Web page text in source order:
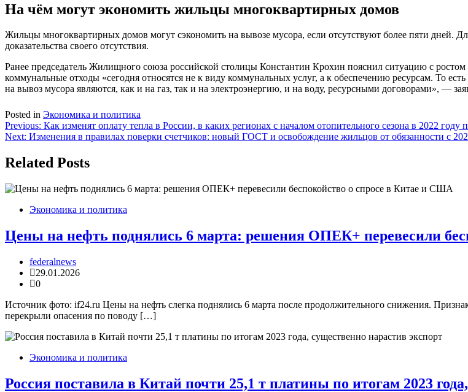
На чём могут экономить жильцы многоквартирных домов
Жильцы многоквартирных домов могут сэкономить на вывозе мусора, если отсутствуют более пяти дней.
доказательства своего отсутствия.
Ранее председатель Жилищного союза российской столицы Константин Крохин пояснил ситуацию с
коммунальные отходы «сегодня относятся не к виду коммунальных услуг, а к обеспечению ресурсам. То
на вывоз мусора являются, как и на газ, так и на электроэнергию, и на воду, ресурсными договорами», —
Posted in Экономика и политика
Навигация
по
записям
Previous: Как изменят оплату тепла в России, в каких регионах с началом отопительного сезона в 2022
Next: Изменения в правилах поверки счетчиков: новый ГОСТ и освобождение жильцов от обязанности с
Related Posts
Экономика и политика
Цены на нефть поднялись 6 марта: решения ОПЕК+ перевесили
federalnews
29.01.2026
0
Источник фото: if24.ru Цены на нефть слегка поднялись 6 марта после продолжительного снижения.
перекрыли опасения по поводу […]
Экономика и политика
Россия поставила в Китай почти 25,1 т платины по итогам 2023